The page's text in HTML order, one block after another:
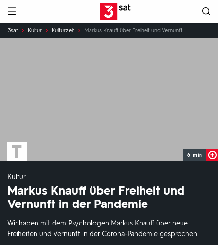
Hauptnavigation 3SAT
Sie
sind
3sat Kultur Kulturzeit Markus Knauff über Freiheit und Vernunft
6 min
Kultur
Markus Knauff über Freiheit und
Vernunft in der Pandemie
Wir haben mit dem Psychologen Markus Knauff über neue
Freiheiten und Vernunft in der Corona-Pandemie gesprochen.